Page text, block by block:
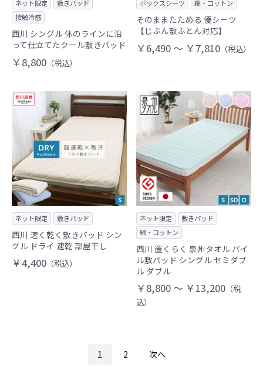
ネット限定
敷きパッド
接触冷感
西川 シングル 体のラインに沿
って仕立てたクール敷きパッド
￥8,800 （税込）
ボックスシーツ 綿・コットン
そのままたためる 優シーツ
【じぶん敷ふとん対応】
￥6,490 ～ ￥7,810 （税込）
ネット限定 敷きパッド
西川 速く乾く敷きパッド シン
グル ドライ 速乾 部屋干し
￥4,400 （税込）
ネット限定
敷きパッド
綿・コットン
西川 置くらく 泉州タオル パイ
ル敷パッド シングル セミダブ
ル ダブル
￥8,800 ～ ￥13,200 （税
込）
1 2 次へ